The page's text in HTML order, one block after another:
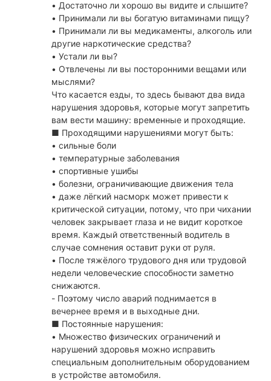
• Достаточно ли хорошо вы видите и слышите?
• Принимали ли вы богатую витаминами пищу?
• Принимали ли вы медикаменты, алкоголь или
другие наркотические средства?
• Устали ли вы?
• Отвлечены ли вы посторонними вещами или
мыслями?
Что касается езды, то здесь бывают два вида
нарушения здоровья, которые могут запретить
вам вести машину: временные и проходящие.
■ Проходящими нарушениями могут быть:
• сильные боли
• температурные заболевания
• спортивные ушибы
• болезни, ограничивающие движения тела
• даже лёгкий насморк может привести к
критической ситуации, потому, что при чихании
человек закрывает глаза и не видит короткое
время. Каждый ответственный водитель в
случае сомнения оставит руки от руля.
• После тяжёлого трудового дня или трудовой
недели человеческие способности заметно
снижаются.
- Поэтому число аварий поднимается в
вечернее время и в выходные дни.
■ Постоянные нарушения:
• Множество физических ограничений и
нарушений здоровья можно исправить
специальным дополнительным оборудованием
в устройстве автомобиля.